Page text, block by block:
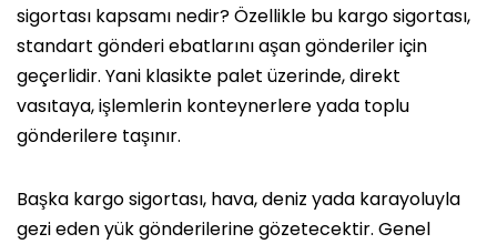
sigortası kapsamı nedir? Özellikle bu kargo sigortası,
standart gönderi ebatlarını aşan gönderiler için
geçerlidir. Yani klasikte palet üzerinde, direkt
vasıtaya, işlemlerin konteynerlere yada toplu
gönderilere taşınır.
Başka kargo sigortası, hava, deniz yada karayoluyla
gezi eden yük gönderilerine gözetecektir. Genel